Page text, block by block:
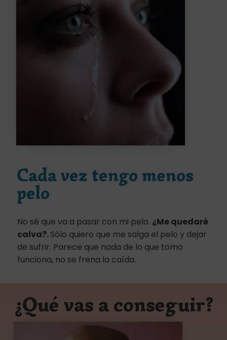
Cada vez tengo menos
pelo
No sé que va a pasar con mi pelo. ¿Me quedaré
calva?.Sólo quiero que me salga el pelo y dejar
de sufrir. Parece que nada de lo que tomo
funciona, no se frena la caída.
¿Qué vas a conseguir?